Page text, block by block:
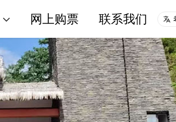
网上购票 联系我们